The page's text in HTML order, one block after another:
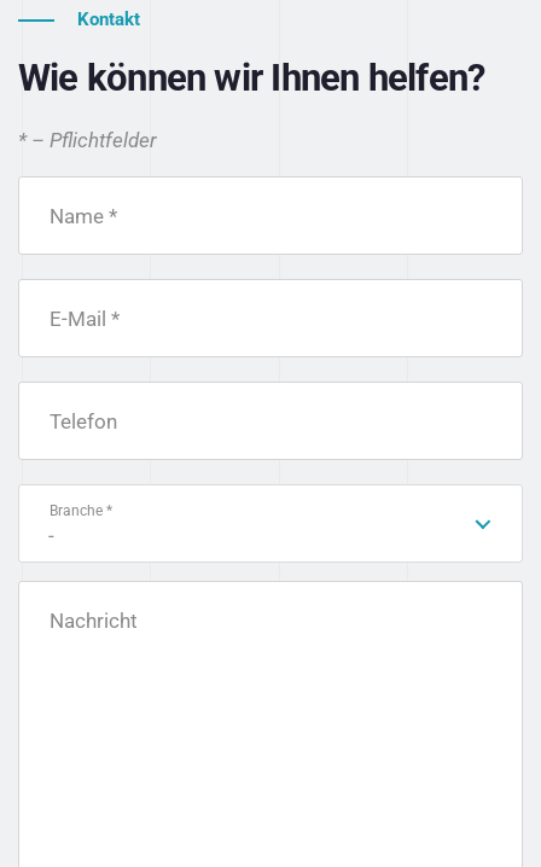
Kontakt
Wie können wir Ihnen helfen?
* – Pflichtfelder
Name *
E-Mail *
Telefon
Branche *
-
Nachricht